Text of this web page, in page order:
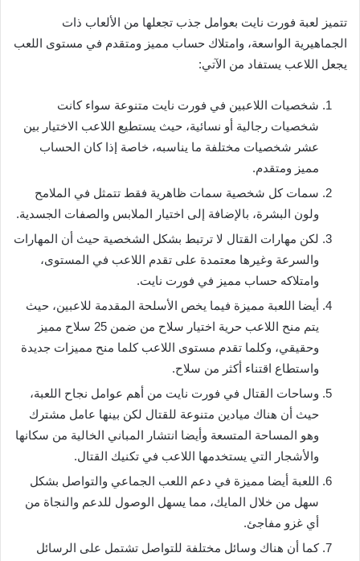
تتميز لعبة فورت نايت بعوامل جذب تجعلها من الألعاب ذات
الجماهيرية الواسعة، وامتلاك حساب مميز ومتقدم في مستوى اللعب
يجعل اللاعب يستفاد من الآتي:
شخصيات اللاعبين في فورت نايت متنوعة سواء كانت
شخصيات رجالية أو نسائية، حيث يستطيع اللاعب الاختيار بين
عشر شخصيات مختلفة ما يناسبه، خاصة إذا كان الحساب
مميز ومتقدم.
سمات كل شخصية سمات ظاهرية فقط تتمثل في الملامح
ولون البشرة، بالإضافة إلى اختيار الملابس والصفات الجسدية.
لكن مهارات القتال لا ترتبط بشكل الشخصية حيث أن المهارات
والسرعة وغيرها معتمدة على تقدم اللاعب في المستوى،
وامتلاكه حساب مميز في فورت نايت.
أيضا اللعبة مميزة فيما يخص الأسلحة المقدمة للاعبين، حيث
يتم منح اللاعب حرية اختيار سلاح من ضمن 25 سلاح مميز
وحقيقي، وكلما تقدم مستوى اللاعب كلما منح مميزات جديدة
واستطاع اقتناء أكثر من سلاح.
وساحات القتال في فورت نايت من أهم عوامل نجاح اللعبة،
حيث أن هناك ميادين متنوعة للقتال لكن بينها عامل مشترك
وهو المساحة المتسعة وأيضا انتشار المباني الخالية من سكانها
والأشجار التي يستخدمها اللاعب في تكنيك القتال.
اللعبة أيضا مميزة في دعم اللعب الجماعي والتواصل بشكل
سهل من خلال المايك، مما يسهل الوصول للدعم والنجاة من
أي غزو مفاجئ.
كما أن هناك وسائل مختلفة للتواصل تشتمل على الرسائل